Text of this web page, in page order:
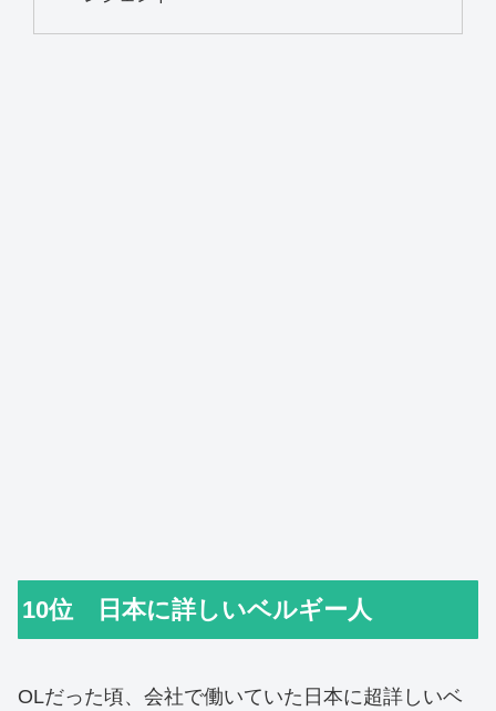
10位 日本に詳しいベルギー人
OLだった頃、会社で働いていた日本に超詳しいベ